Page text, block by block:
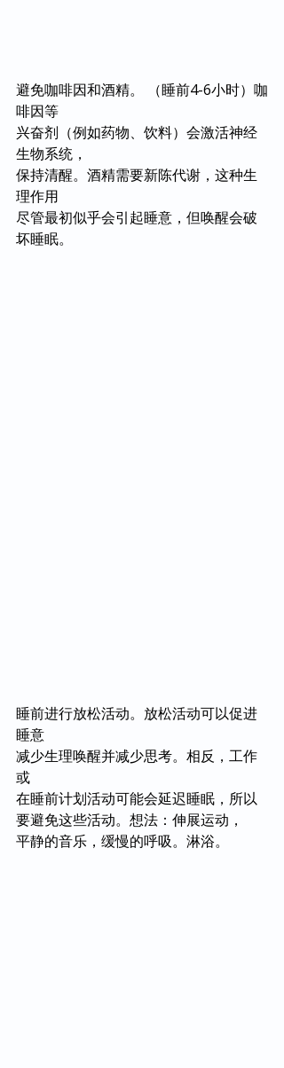
避免咖啡因和酒精。 （睡前4-6小时）咖
啡因等
兴奋剂（例如药物、饮料）会激活神经
生物系统，
保持清醒。酒精需要新陈代谢，这种生
理作用
尽管最初似乎会引起睡意，但唤醒会破
坏睡眠。
睡前进行放松活动。放松活动可以促进
睡意
减少生理唤醒并减少思考。相反，工作
或
在睡前计划活动可能会延迟睡眠，所以
要避免这些活动。想法：伸展运动，
平静的音乐，缓慢的呼吸。淋浴。